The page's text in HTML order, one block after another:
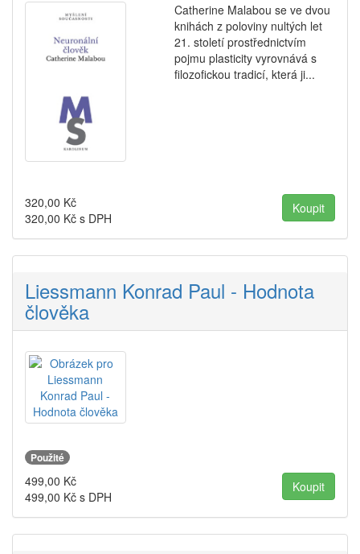
Catherine Malabou se ve dvou
knihách z poloviny nultých let
21. století prostřednictvím
pojmu plasticity vyrovnává s
filozofickou tradicí, která ji...
320,00 Kč
320,00 Kč s DPH
Liessmann Konrad Paul - Hodnota
člověka
Použité
499,00 Kč
499,00 Kč s DPH